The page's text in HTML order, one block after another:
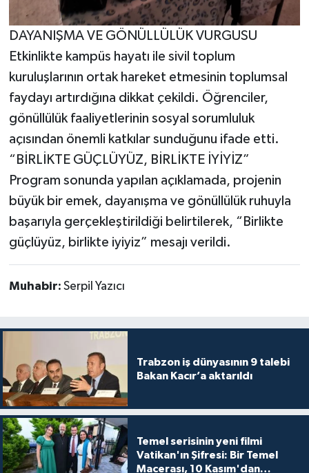
DAYANIŞMA VE GÖNÜLLÜLÜK VURGUSU
Etkinlikte kampüs hayatı ile sivil toplum
kuruluşlarının ortak hareket etmesinin toplumsal
faydayı artırdığına dikkat çekildi. Öğrenciler,
gönüllülük faaliyetlerinin sosyal sorumluluk
açısından önemli katkılar sunduğunu ifade etti.
“BİRLİKTE GÜÇLÜYÜZ, BİRLİKTE İYİYİZ”
Program sonunda yapılan açıklamada, projenin
büyük bir emek, dayanışma ve gönüllülük ruhuyla
başarıyla gerçekleştirildiği belirtilerek, “Birlikte
güçlüyüz, birlikte iyiyiz” mesajı verildi.
Muhabir: Serpil Yazıcı
Trabzon iş dünyasının 9 talebi
Bakan Kacır’a aktarıldı
Temel serisinin yeni filmi
Vatikan'ın Şifresi: Bir Temel
Macerası, 10 Kasım'dan